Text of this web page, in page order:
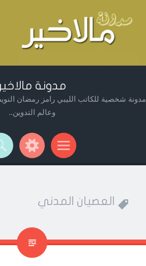
مدونة مالاخير
مدونة شخصية للكاتب الليبي رامز رمضان
وعالم التدوين..
Menu
Widgets
Search
العصيان المدني